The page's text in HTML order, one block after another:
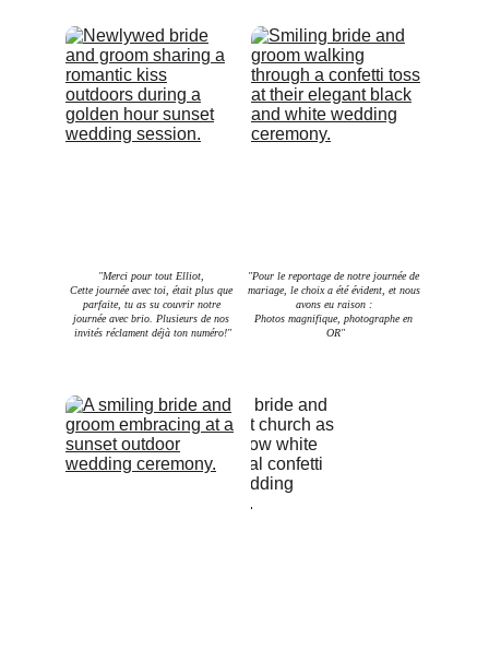
"Pour le reportage de notre journée de
mariage, le choix a été évident, et nous
avons eu raison :
Photos magnifique, photographe en
OR"
"Merci pour tout Elliot,
Cette journée avec toi, était plus que
parfaite, tu as su couvrir notre
journée avec brio. Plusieurs de nos
invités réclament déjà ton numéro!"